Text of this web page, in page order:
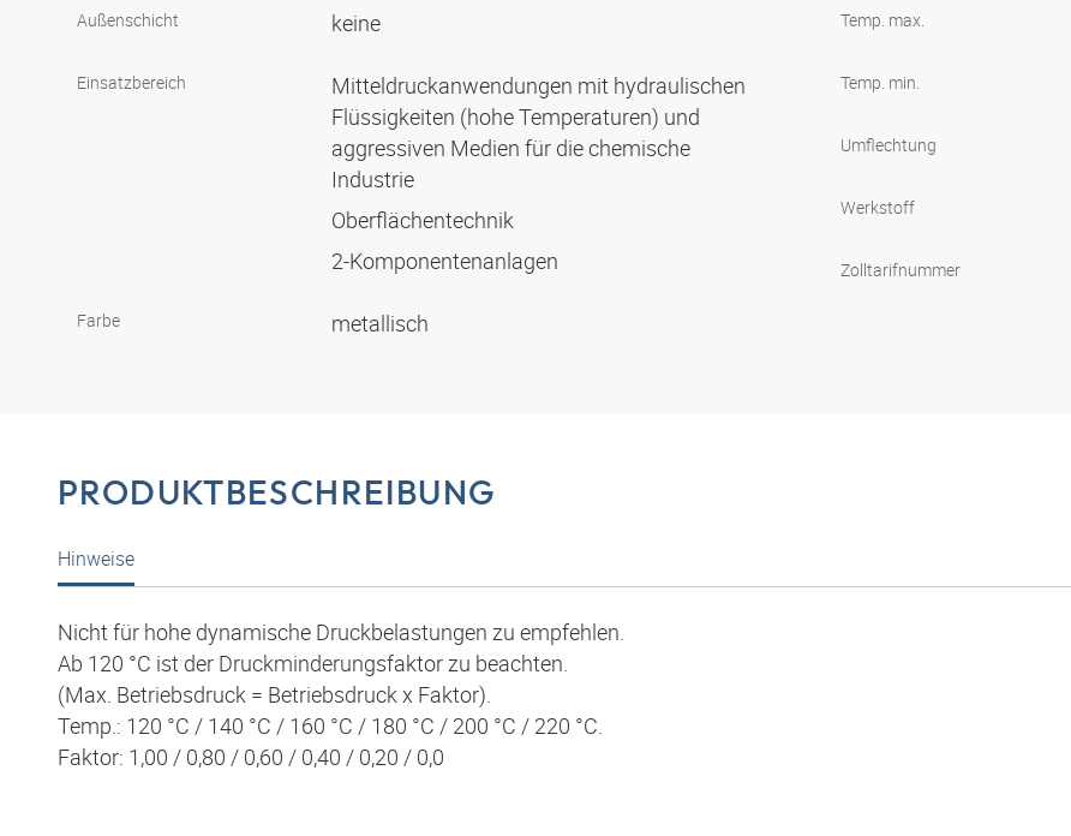
Außenschicht keine
Einsatzbereich
Mitteldruckanwendungen mit hydraulischen
Flüssigkeiten (hohe Temperaturen) und
aggressiven Medien für die chemische
Industrie
Oberflächentechnik
2-Komponentenanlagen
Farbe metallisch
Temp. max.
Temp. min.
Umflechtung
Werkstoff
Zolltarifnummer
PRODUKTBESCHREIBUNG
Hinweise
Nicht für hohe dynamische Druckbelastungen zu empfehlen.
Ab 120 °C ist der Druckminderungsfaktor zu beachten.
(Max. Betriebsdruck = Betriebsdruck x Faktor).
Temp.: 120 °C / 140 °C / 160 °C / 180 °C / 200 °C / 220 °C.
Faktor: 1,00 / 0,80 / 0,60 / 0,40 / 0,20 / 0,0